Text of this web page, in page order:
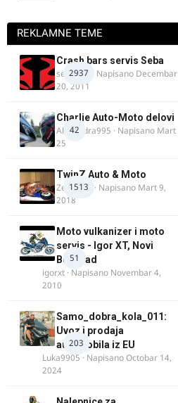
REKLAMNE TEME
2937
Crash bars servis Seba
seba011 · Napisano Decembar
20, 2011
42
Charlie Auto-Moto delovi
Alexandra995 · Napisano Mart
25
1513
TwinZ Auto & Moto
Zeljkamp · Napisano Mart 9,
2018
51
Moto vulkanizer i moto
servis - Igor XT, Novi
Beograd
igorxt · Napisano Novembar 4,
2010
203
Samo_dobra_kola_011:
Uvoz i prodaja
automobila iz EU
Luka9905 · NapisanoOctobar 14,
2024